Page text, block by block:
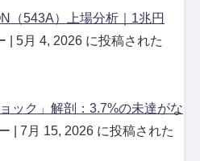
（543A）上場分析｜1兆円
5月 4, 2026 に投稿された
ョック」解剖：3.7%の未達がな
7月 15, 2026 に投稿された